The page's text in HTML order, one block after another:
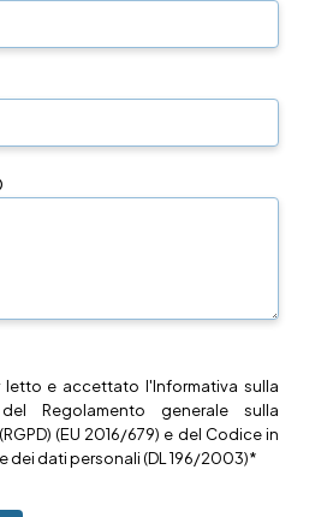
letto e accettato l'Informativa sulla
Regolamento generale sulla
(EU 2016/679) e del Codice in
dei dati personali (DL 196/2003)*